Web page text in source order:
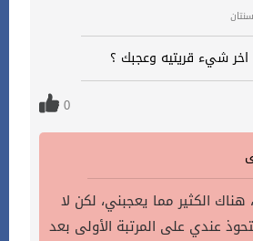
اخر شيء قريتيه وعجبك ؟
0
هناك الكثير مما يعجبني، لكن لا